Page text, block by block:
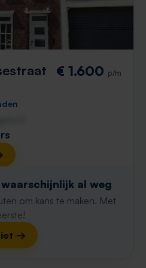
€ 1.600 p/m
al weg
om kans te maken. Met
→